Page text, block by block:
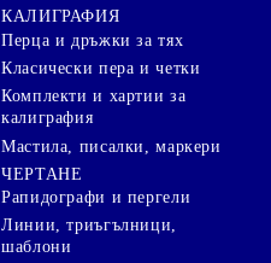
КАЛИГРАФИЯ
Перца и дръжки за тях
Класически пера и четки
Комплекти и хартии за
калиграфия
Мастила, писалки, маркери
ЧЕРТАНЕ
Рапидографи и пергели
Линии, триъгълници,
шаблони